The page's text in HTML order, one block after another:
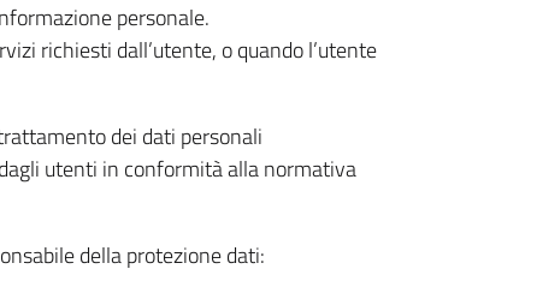
personale.
richiesti dall’utente, o quando l’utente
dei dati personali
utenti in conformità alla normativa
della protezione dati: